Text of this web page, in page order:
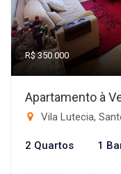
R$ 350.000
Apartamento à
Vila Lutecia,
2 Quartos 1